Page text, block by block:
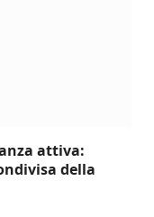
attiva:
della